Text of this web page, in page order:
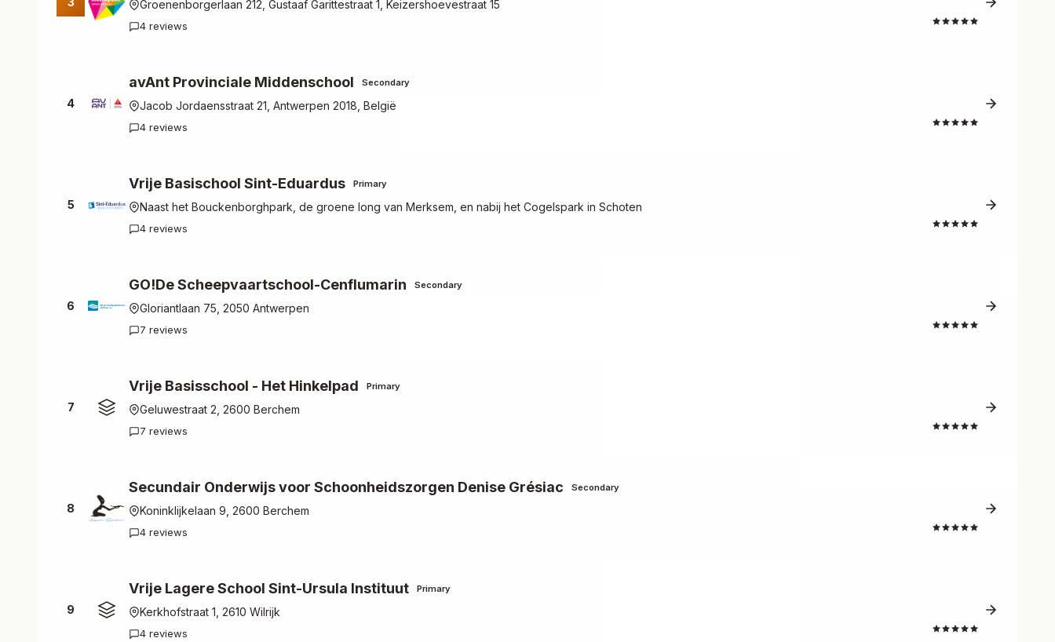
Groenenborgerlaan 212, Gustaaf Garittestraat 1, Keizershoevestraat 15
4 reviews
4
avAnt Provinciale Middenschool Secondary
Jacob Jordaensstraat 21, Antwerpen 2018, België
4 reviews
5
Vrije Basischool Sint-Eduardus Primary
Naast het Bouckenborghpark, de groene long van Merksem, en nabij het Cogelspark in Schoten
4 reviews
6
GO!De Scheepvaartschool-Cenflumarin Secondary
Gloriantlaan 75, 2050 Antwerpen
7 reviews
7
Vrije Basisschool - Het Hinkelpad Primary
Geluwestraat 2, 2600 Berchem
7 reviews
8
Secundair Onderwijs voor Schoonheidszorgen Denise Grésiac Secondary
Koninklijkelaan 9, 2600 Berchem
4 reviews
9
Vrije Lagere School Sint-Ursula Instituut Primary
Kerkhofstraat 1, 2610 Wilrijk
4 reviews